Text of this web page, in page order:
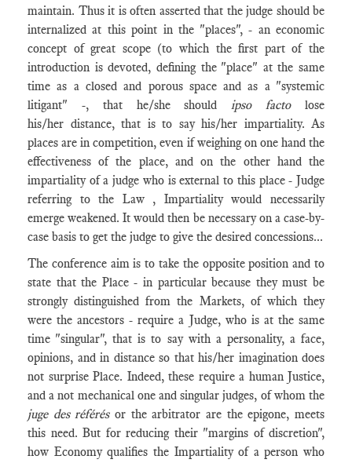
maintain. Thus it is often asserted that the judge should be
internalized at this point in the "places", - an economic
concept of great scope (to which the first part of the
introduction is devoted, defining the "place" at the same
time as a closed and porous space and as a "systemic
litigant" -, that he/she should ipso factolose
his/her distance, that is to say his/her impartiality. As
places are in competition, even if weighing on one hand the
effectiveness of the place, and on the other hand the
impartiality of a judge who is external to this place - Judge
referring to the Law , Impartiality would necessarily
emerge weakened. It would then be necessary on a case-by-
case basis to get the judge to give the desired concessions...
The conference aim is to take the opposite position and to
state that the Place - in particular because they must be
strongly distinguished from the Markets, of which they
were the ancestors - require a Judge, who is at the same
time "singular", that is to say with a personality, a face,
opinions, and in distance so that his/her imagination does
not surprise Place. Indeed, these require a human Justice,
and a not mechanical one and singular judges, of whom the
juge des référésor the arbitrator are the epigone, meets
this need. But for reducing their "margins of discretion",
how Economy qualifies the Impartiality of a person who